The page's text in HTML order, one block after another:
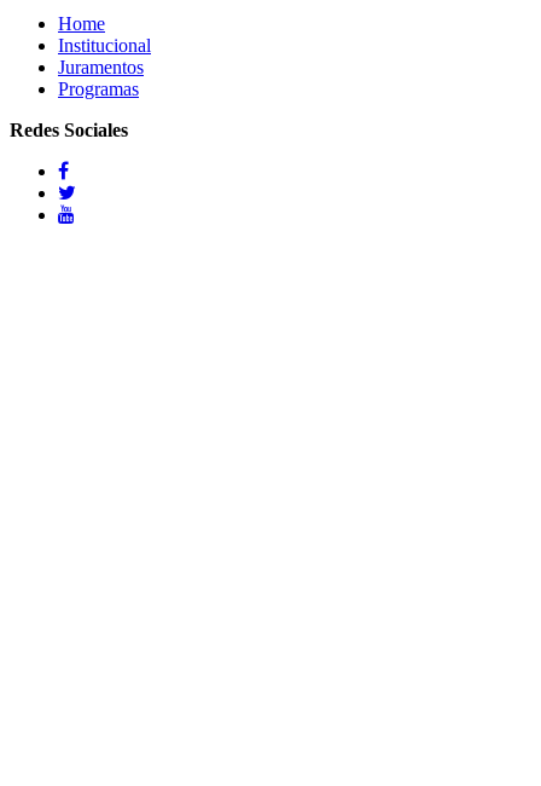
Home
Institucional
Juramentos
Programas
Redes Sociales